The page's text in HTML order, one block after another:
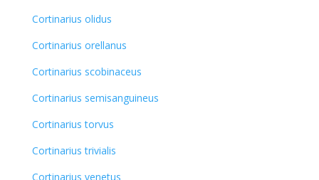
Cortinarius olidus
Cortinarius orellanus
Cortinarius scobinaceus
Cortinarius semisanguineus
Cortinarius torvus
Cortinarius trivialis
Cortinarius venetus